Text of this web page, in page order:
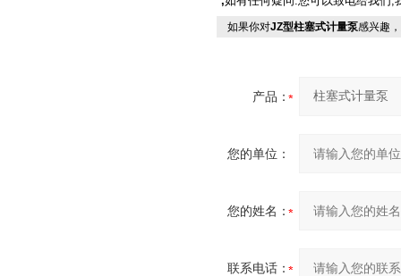
如果你对JZ型柱塞式计量泵感兴趣
产品：
您的单位：
您的姓名：
联系电话：